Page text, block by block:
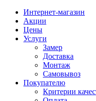
Интернет-магазин
Акции
Цены
Услуги
Замер
Доставка
Монтаж
Самовывоз
Покупателю
Критерии